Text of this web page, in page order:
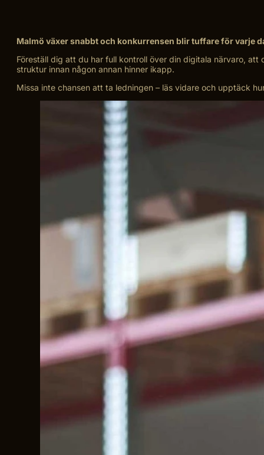
Malmö växer snabbt och konkurrensen blir tuffare för varje
Föreställ dig att du har full kontroll över din digitala närvaro,
struktur innan någon annan hinner ikapp.
Missa inte chansen att ta ledningen – läs vidare och upptäck